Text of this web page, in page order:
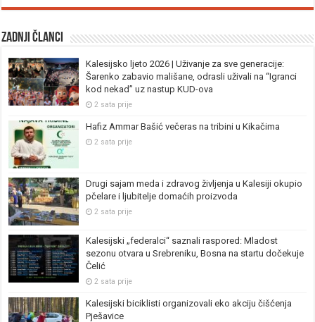
Zadnji članci
Kalesijsko ljeto 2026 | Uživanje za sve generacije:
Šarenko zabavio mališane, odrasli uživali na “Igranci
kod nekad” uz nastup KUD-ova
2 sata prije
Hafiz Ammar Bašić večeras na tribini u Kikačima
2 sata prije
Drugi sajam meda i zdravog življenja u Kalesiji okupio
pčelare i ljubitelje domaćih proizvoda
2 sata prije
Kalesijski „federalci“ saznali raspored: Mladost
sezonu otvara u Srebreniku, Bosna na startu dočekuje
Čelić
2 sata prije
Kalesijski biciklisti organizovali eko akciju čišćenja
Pješavice